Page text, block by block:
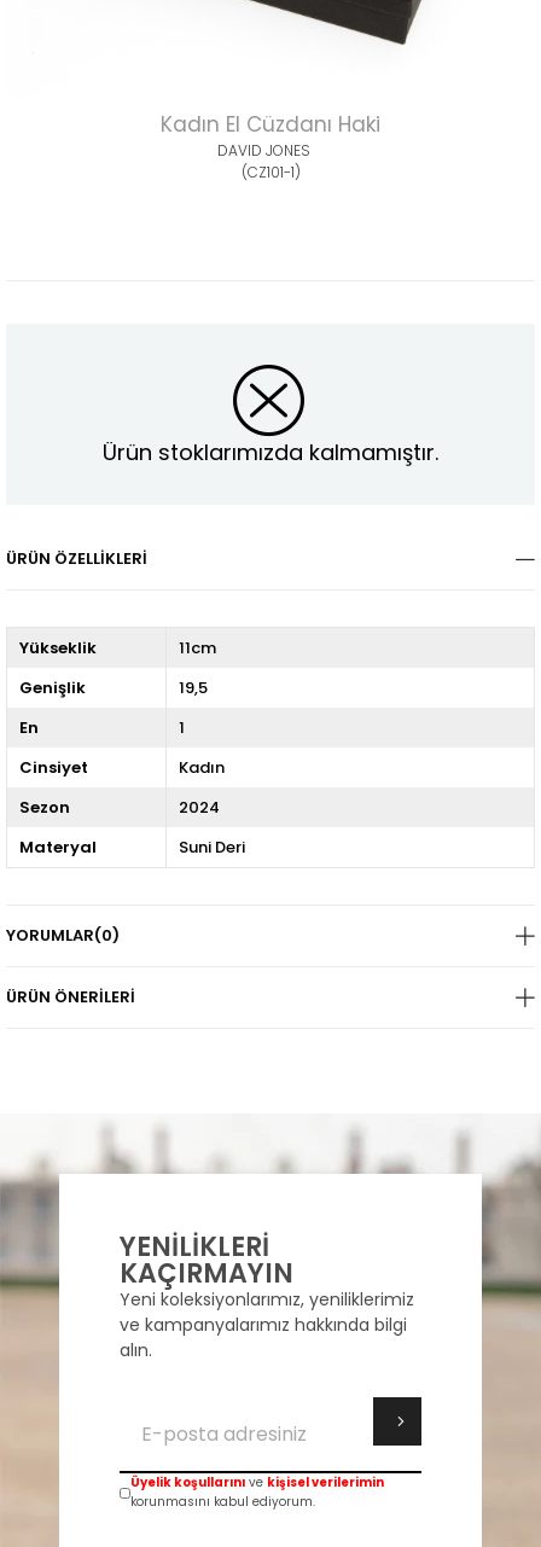
Kadın El Cüzdanı Haki
DAVID JONES
(CZ101-1)
Ürün stoklarımızda kalmamıştır.
ÜRÜN ÖZELLIKLERI
Yükseklik
11cm
Genişlik
19,5
En
1
Cinsiyet
Kadın
Sezon
2024
Materyal
Suni Deri
YORUMLAR(0)
ÜRÜN ÖNERILERI
YENİLİKLERİ
KAÇIRMAYIN
Yeni koleksiyonlarımız, yeniliklerimiz
ve kampanyalarımız hakkında bilgi
alın.
Üyelik koşullarınıve kişisel verilerimin
korunmasını kabul ediyorum.